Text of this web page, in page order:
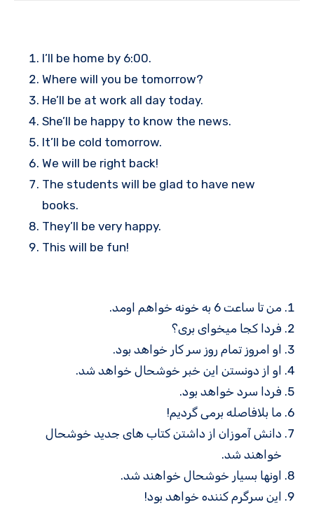
I’ll be home by 6:00.
Where will you be tomorrow?
He’ll be at work all day today.
She’ll be happy to know the news.
It’ll be cold tomorrow.
We will be right back!
The students will be glad to have new
books.
They’ll be very happy.
This will be fun!
من تا ساعت 6 به خونه خواهم اومد.
فردا کجا میخوای بری؟
او امروز تمام روز سر کار خواهد بود.
او از دونستن این خبر خوشحال خواهد شد.
فردا سرد خواهد بود.
ما بلافاصله برمی گردیم!
دانش آموزان از داشتن کتاب های جدید خوشحال
خواهند شد.
اونها بسیار خوشحال خواهند شد.
این سرگرم کننده خواهد بود!